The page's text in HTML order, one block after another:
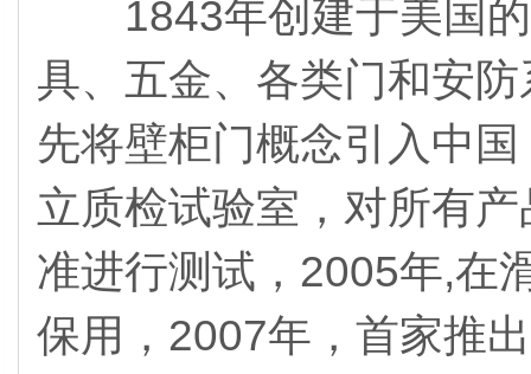
1843年创建于美国的
具、五金、各类门和安
先将壁柜门概念引入中
立质检试验室，对所有
准进行测试，2005年,在
保用，2007年，首家推